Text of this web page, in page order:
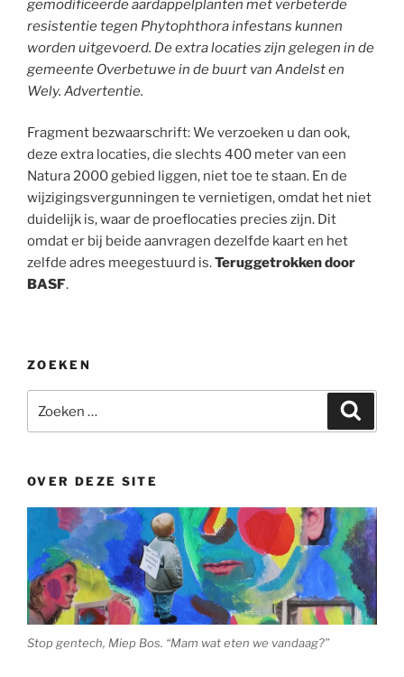
gemodificeerde aardappelplanten met verbeterde
resistentie tegen Phytophthora infestans kunnen
worden uitgevoerd. De extra locaties zijn gelegen in de
gemeente Overbetuwe in de buurt van Andelst en
Wely. Advertentie.
Fragment bezwaarschrift: We verzoeken u dan ook,
deze extra locaties, die slechts 400 meter van een
Natura 2000 gebied liggen, niet toe te staan. En de
wijzigingsvergunningen te vernietigen, omdat het niet
duidelijk is, waar de proeflocaties precies zijn. Dit
omdat er bij beide aanvragen dezelfde kaart en het
zelfde adres meegestuurd is.Teruggetrokken door
BASF.
ZOEKEN
naar:
OVER DEZE SITE
Stop gentech, Miep Bos. “Mam wat eten we vandaag?”